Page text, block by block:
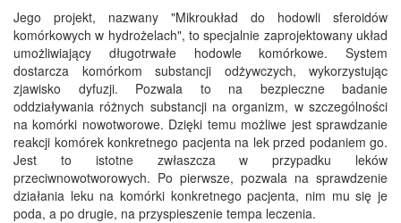
Jego projekt, nazwany "Mikroukład do hodowli sferoidów
komórkowych w hydrożelach", to specjalnie zaprojektowany układ
umożliwiający długotrwałe hodowle komórkowe. System
dostarcza komórkom substancji odżywczych, wykorzystując
zjawisko dyfuzji. Pozwala to na bezpieczne badanie
oddziaływania różnych substancji na organizm, w szczególności
na komórki nowotworowe. Dzięki temu możliwe jest sprawdzanie
reakcji komórek konkretnego pacjenta na lek przed podaniem go.
Jest to istotne zwłaszcza w przypadku leków
przeciwnowotworowych. Po pierwsze, pozwala na sprawdzenie
działania leku na komórki konkretnego pacjenta, nim mu się je
poda, a po drugie, na przyspieszenie tempa leczenia.